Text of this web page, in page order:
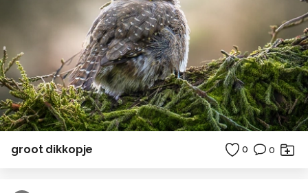
groot dikkopje 0 0